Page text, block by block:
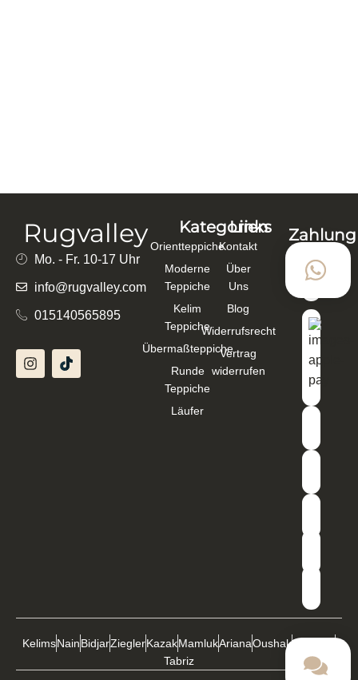
Rugvalley
Mo. - Fr. 10-17 Uhr
info@rugvalley.com
015140565895
Kategorien
Orientteppiche
Moderne
Teppiche
Kelim
Teppiche
Übermaßteppiche
Runde
Teppiche
Läufer
Links
Kontakt
Über
Uns
Blog
Widerrufsrecht
Vertrag
widerrufen
Zahlung
KelimsNainBidjarZieglerKazakMamlukArianaOushakBuchara
Tabriz